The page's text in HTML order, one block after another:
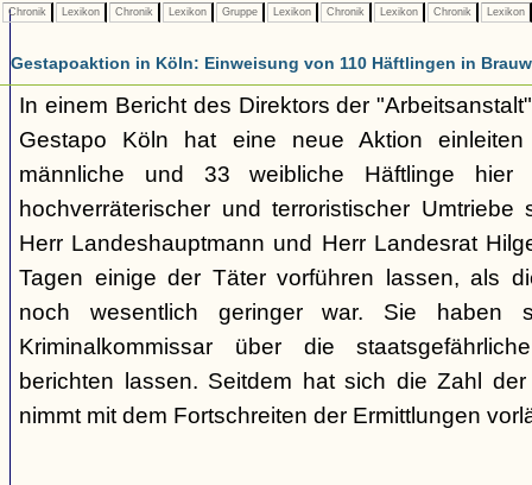
Chronik Lexikon Chronik Lexikon Gruppe Lexikon Chronik Lexikon Chronik Lexikon
Gestapoaktion in Köln: Einweisung von 110 Häftlingen in
In einem Bericht des Direktors der
Gestapo Köln hat eine neue Aktion
männliche und 33 weibliche Häftlinge hier
hochverräterischer und terroristischer Umtriebe
Herr Landeshauptmann und Herr Landesrat
Tagen einige der Täter vorführen lassen, als
noch wesentlich geringer war. Sie haben
Kriminalkommissar über die
berichten lassen. Seitdem hat sich die Zahl
nimmt mit dem Fortschreiten der Ermittlungen